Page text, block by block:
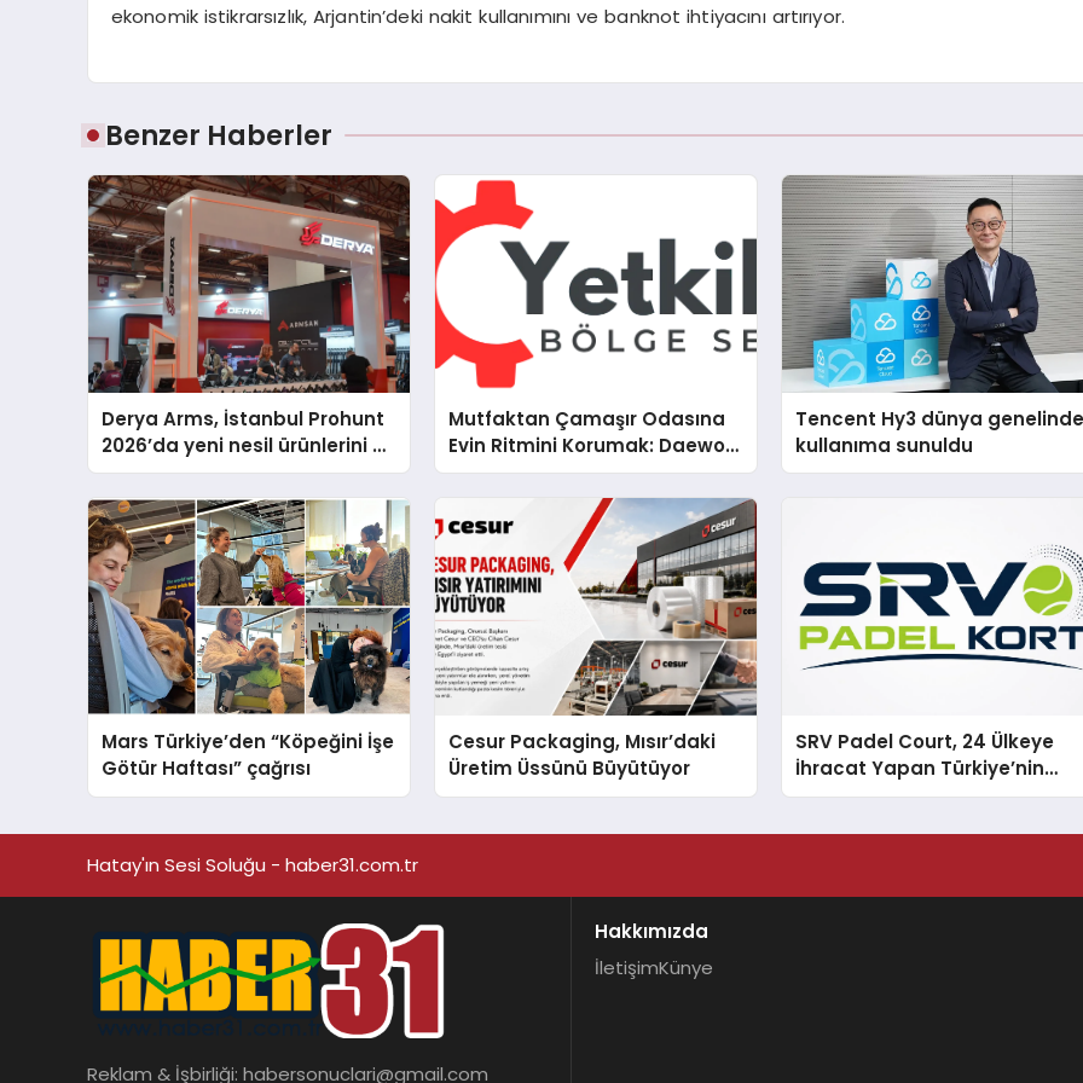
ekonomik istikrarsızlık, Arjantin’deki nakit kullanımını ve banknot ihtiyacını artırıyor.
Benzer Haberler
Derya Arms, İstanbul Prohunt
2026’da yeni nesil ürünlerini ve
global marka vizyonunu
sergiledi
Mutfaktan Çamaşır Odasına
Evin Ritmini Korumak: Daewoo
Cihazlarında Dürüst Teknik
Destek Deneyimi
Tencent Hy3 dünya
kullanıma sunuldu
Mars Türkiye’den “Köpeğini İşe
Götür Haftası” çağrısı
Cesur Packaging, Mısır’daki
Üretim Üssünü Büyütüyor
SRV Padel Court, 24 Ülkeye
İhracat Yapan Türkiye’nin
Padel Kortu Üretim Gücü
Hatay'ın Sesi Soluğu - haber31.com.tr
Reklam & İşbirliği: habersonuclari@gmail.com
Hakkımızda
İletişimKünye